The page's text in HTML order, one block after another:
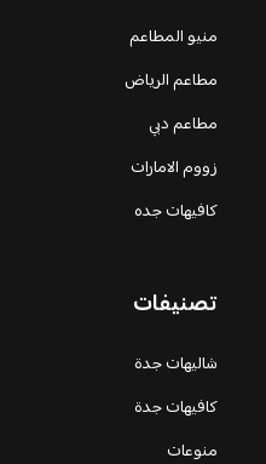
منيو المطاعم
مطاعم الرياض
مطاعم دبي
زووم الامارات
كافيهات جده
تصنيفات
شاليهات جدة
كافيهات جدة
منوعات